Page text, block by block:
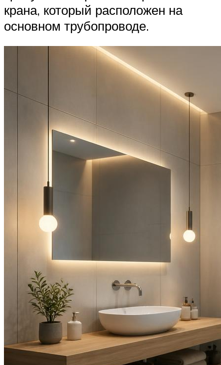
крана, который расположен на
основном трубопроводе.